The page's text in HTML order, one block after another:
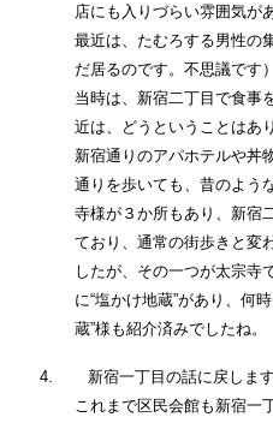
店にも入りづらい雰囲気が
最近は、たむろする男性の
だ居るのです。不思議です）
当時は、新宿二丁目で食事
近は、どうということはあ
新宿通りのアパホテルや丼
通りを歩いても、昔のよう
寺様が３か所もあり、新宿
ており、通常の街歩きと変
したが、その一つが太宗寺
に“塩かけ地蔵”があり、何
蔵”様も紹介済みでしたね。
4.
新宿一丁目の話に戻します
これまで区民会館も新宿一